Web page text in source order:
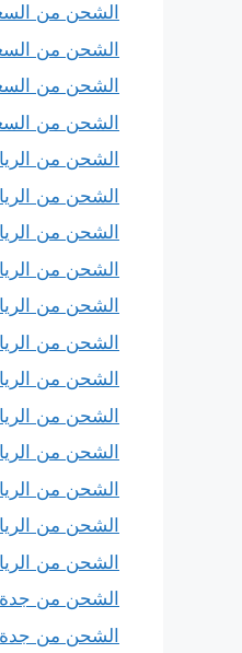
الشحن من
الشحن من
الشحن من
الشحن من
الشحن من
الشحن من
الشحن من
الشحن من
الشحن من
الشحن من
الشحن من
الشحن من
الشحن من
الشحن من
الشحن من
الشحن من
الشحن من جدة
الشحن من جدة